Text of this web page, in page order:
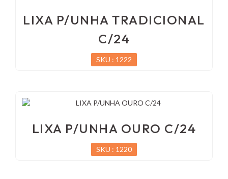
LIXA P/UNHA TRADICIONAL
C/24
SKU : 1222
LIXA P/UNHA OURO C/24
SKU : 1220